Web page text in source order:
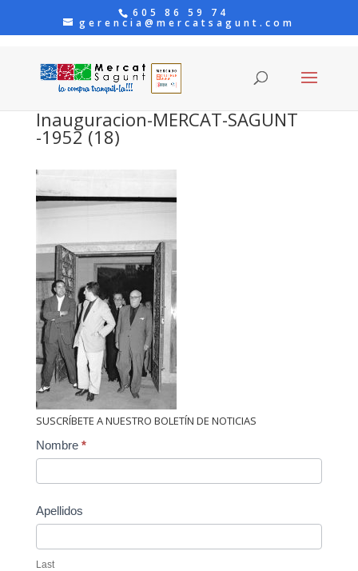
605 86 59 74
gerencia@mercatsagunt.com
Inauguracion-MERCAT-SAGUNT
-1952 (18)
SUSCRÍBETE A NUESTRO BOLETÍN DE NOTICIAS
Contact
Nombre *
Apellidos
Last